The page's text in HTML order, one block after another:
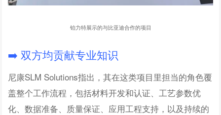
铂力特展示的与比亚迪合作的项目
➡️ 双方均贡献专业知识
尼康SLM Solutions指出，其在这类项目里担当的角色覆
盖整个工作流程，包括材料开发和认证、工艺参数优
化、数据准备、质量保证、应用工程支持，以及持续的